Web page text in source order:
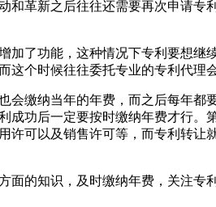
革新之后往往还需要再次申请专
了功能，这种情况下专利要想继
个时候往往委托专业的专利代理
缴纳当年的年费，而之后每年都
功后一定要按时缴纳年费才行。
可以及销售许可等，而专利转让
的知识，及时缴纳年费，关注专